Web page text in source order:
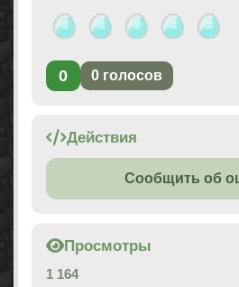
0 0 голосов
Действия
Сообщить об
Просмотры
1 164